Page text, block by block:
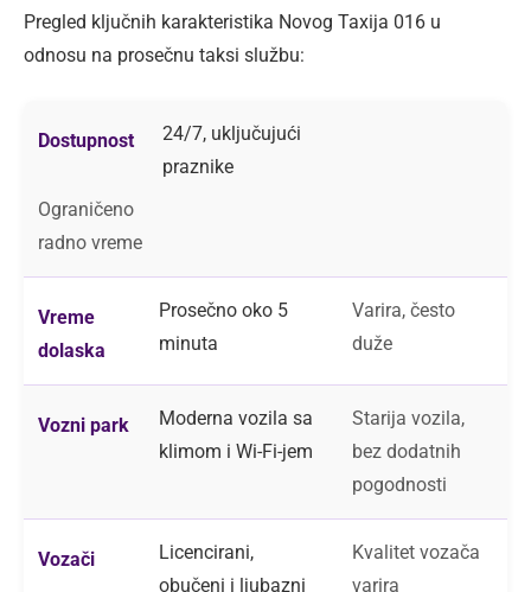
Pregled ključnih karakteristika Novog Taxija 016 u
odnosu na prosečnu taksi službu:
Dostupnost
24/7, uključujući
praznike
Ograničeno
radno vreme
Vreme
dolaska
Prosečno oko 5
minuta
Varira, često
duže
Vozni park
Moderna vozila sa
klimom i Wi-Fi-jem
Starija vozila,
bez dodatnih
pogodnosti
Vozači
Licencirani,
obučeni i ljubazni
Kvalitet vozača
varira